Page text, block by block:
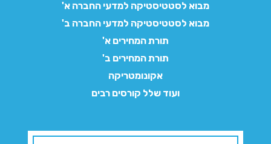
מבוא לסטטיסטיקה למדעי החברה א'
מבוא לסטטיסטיקה למדעי החברה ב'
תורת המחירים א'
תורת המחירים ב'
אקונומטריקה
ועוד שלל קורסים רבים